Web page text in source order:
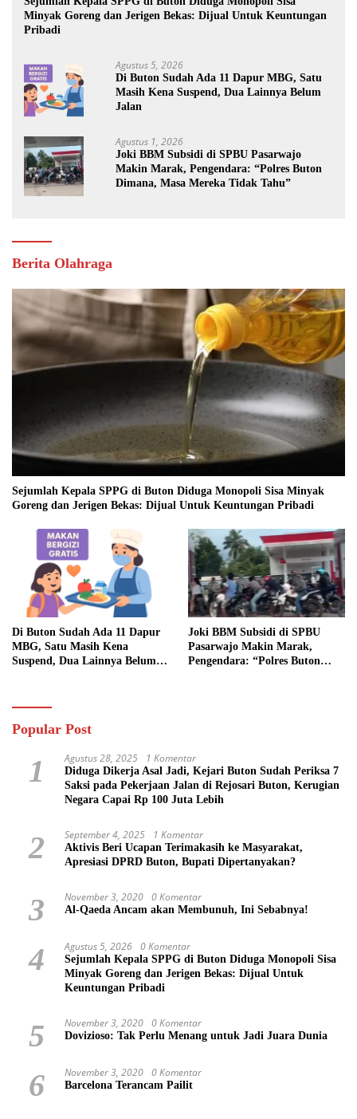
Minyak Goreng dan Jerigen Bekas: Dijual Untuk Keuntungan
Pribadi
Agustus 5, 2026
Di Buton Sudah Ada 11 Dapur MBG, Satu
Masih Kena Suspend, Dua Lainnya Belum
Jalan
Agustus 1, 2026
Joki BBM Subsidi di SPBU Pasarwajo
Makin Marak, Pengendara: “Polres Buton
Dimana, Masa Mereka Tidak Tahu”
Berita Olahraga
Sejumlah Kepala SPPG di Buton Diduga Monopoli Sisa Minyak
Goreng dan Jerigen Bekas: Dijual Untuk Keuntungan Pribadi
Di Buton Sudah Ada 11 Dapur
MBG, Satu Masih Kena
Suspend, Dua Lainnya Belum
Joki BBM Subsidi di SPBU
Pasarwajo Makin Marak,
Pengendara: “Polres Buton
Popular Post
1 Agustus 28, 2025 1 Komentar
Diduga Dikerja Asal Jadi, Kejari Buton Sudah Periksa 7
Saksi pada Pekerjaan Jalan di Rejosari Buton, Kerugian
Negara Capai Rp 100 Juta Lebih
2 September 4, 2025 1 Komentar
Aktivis Beri Ucapan Terimakasih ke Masyarakat,
Apresiasi DPRD Buton, Bupati Dipertanyakan?
3 November 3, 2020 0 Komentar
Al-Qaeda Ancam akan Membunuh, Ini Sebabnya!
4 Agustus 5, 2026 0 Komentar
Sejumlah Kepala SPPG di Buton Diduga Monopoli Sisa
Minyak Goreng dan Jerigen Bekas: Dijual Untuk
Keuntungan Pribadi
5 November 3, 2020 0 Komentar
Dovizioso: Tak Perlu Menang untuk Jadi Juara Dunia
6 November 3, 2020 0 Komentar
Barcelona Terancam Pailit